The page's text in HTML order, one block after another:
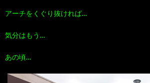
アーチをくぐり抜ければ…
気分はもう…
あの頃…